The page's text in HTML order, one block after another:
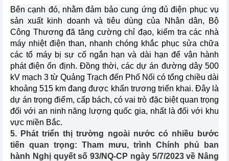
Bên cạnh đó, nhằm đảm bảo cung ứng đủ điện phục vụ
sản xuất kinh doanh và tiêu dùng của Nhân dân, Bộ
Công Thương đã tăng cường chỉ đạo, kiểm tra các nhà
máy nhiệt điện than, nhanh chóng khắc phục sửa chữa
các tổ máy bị sự cố ngắn hạn và dài hạn để vận hành
phát điện ổn định. Đồng thời, các dự án đường dây 500
kV mạch 3 từ Quảng Trạch đến Phố Nối có tổng chiều dài
khoảng 515 km đang được khẩn trương triển khai. Đây là
dự án trọng điểm, cấp bách, có vai trò đặc biệt quan trọng
đối với an ninh năng lượng quốc gia, nhất là đối với khu
vực miền Bắc.
5. Phát triển thị trường ngoài nước có nhiều bước
tiến quan trọng: Tham mưu, trình Chính phủ ban
hành Nghị quyết số 93/NQ-CP ngày 5/7/2023 về Nâng